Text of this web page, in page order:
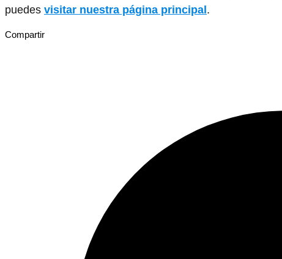
puedes visitar nuestra página principal .
Compartir